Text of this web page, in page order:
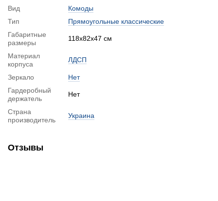
Вид
Комоды
Тип
Прямоугольные классические
Габаритные
размеры
118x82x47 см
Материал
корпуса
ЛДСП
Зеркало
Нет
Гардеробный
держатель
Нет
Страна
производитель
Украина
Отзывы